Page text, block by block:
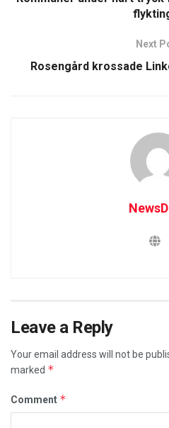
Next
Rosengård krossade
Leave a Reply
Your email address will not be
marked *
Comment *